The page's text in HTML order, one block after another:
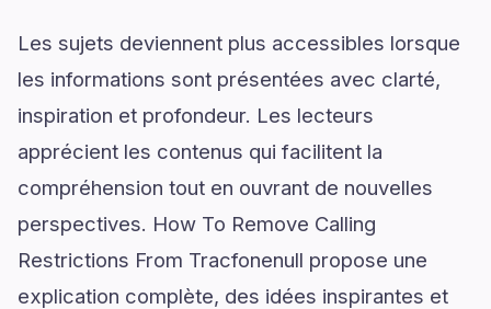
Les sujets deviennent plus accessibles lorsque
les informations sont présentées avec clarté,
inspiration et profondeur. Les lecteurs
apprécient les contenus qui facilitent la
compréhension tout en ouvrant de nouvelles
perspectives. How To Remove Calling
Restrictions From Tracfonenull propose une
explication complète, des idées inspirantes et